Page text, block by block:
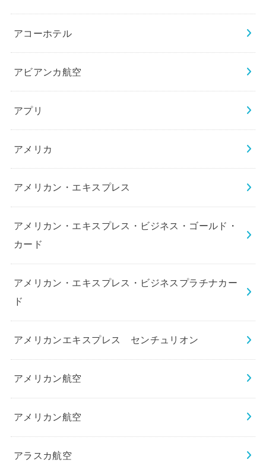
アコーホテル
アビアンカ航空
アプリ
アメリカ
アメリカン・エキスプレス
アメリカン・エキスプレス・ビジネス・ゴールド・
カード
アメリカン・エキスプレス・ビジネスプラチナカー
ド
アメリカンエキスプレス センチュリオン
アメリカン航空
アメリカン航空
アラスカ航空